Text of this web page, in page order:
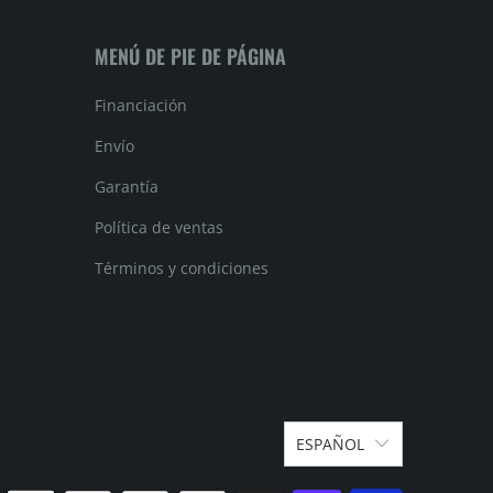
MENÚ DE PIE DE PÁGINA
Financiación
Envío
Garantía
Política de ventas
Términos y condiciones
ESPAÑOL